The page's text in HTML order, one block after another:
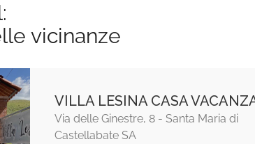
vicinanze
VILLA LESINA CASA
Via delle Ginestre, 8 - Santa Maria di
Castellabate SA